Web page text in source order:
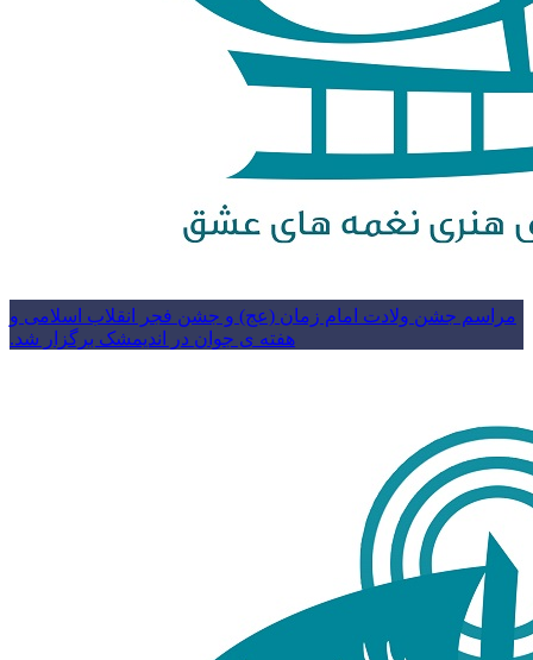
مراسم جشن ولادت امام زمان (عج) و جشن فجر انقلاب اسلامی و
هفته ی جوان در اندیمشک برگزار شد.